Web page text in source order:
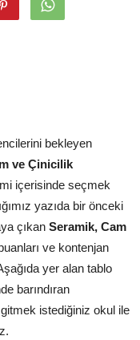
bekleyen
ve Çinicilik
içerisinde seçmek
yazıda bir önceki
çıkan Seramik, Cam
ve kontenjan
yer alan tablo
barındıran
istediğiniz okul ile